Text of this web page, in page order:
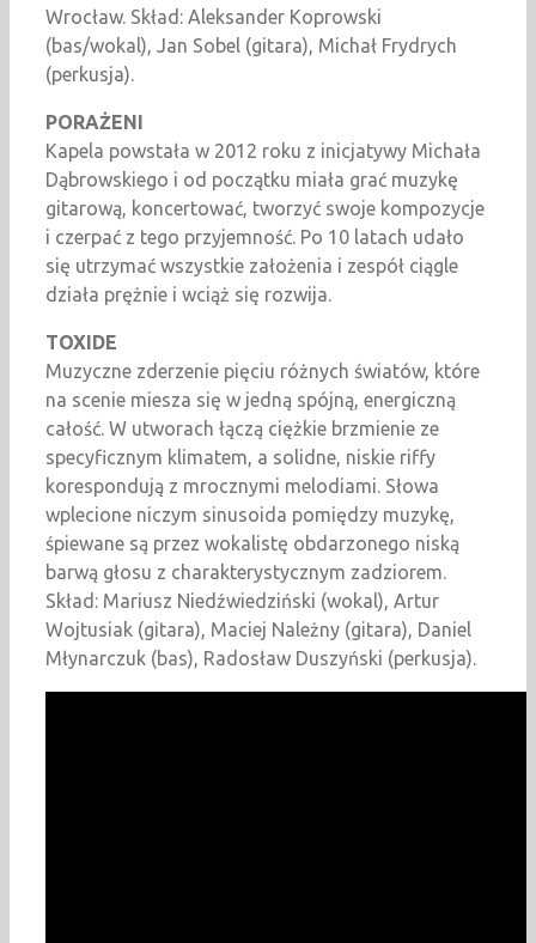
Wrocław. Skład: Aleksander Koprowski
(bas/wokal), Jan Sobel (gitara), Michał Frydrych
(perkusja).
PORAŻENI
Kapela powstała w 2012 roku z inicjatywy Michała
Dąbrowskiego i od początku miała grać muzykę
gitarową, koncertować, tworzyć swoje kompozycje
i czerpać z tego przyjemność. Po 10 latach udało
się utrzymać wszystkie założenia i zespół ciągle
działa prężnie i wciąż się rozwija.
TOXIDE
Muzyczne zderzenie pięciu różnych światów, które
na scenie miesza się w jedną spójną, energiczną
całość. W utworach łączą ciężkie brzmienie ze
specyficznym klimatem, a solidne, niskie riffy
korespondują z mrocznymi melodiami. Słowa
wplecione niczym sinusoida pomiędzy muzykę,
śpiewane są przez wokalistę obdarzonego niską
barwą głosu z charakterystycznym zadziorem.
Skład: Mariusz Niedźwiedziński (wokal), Artur
Wojtusiak (gitara), Maciej Należny (gitara), Daniel
Młynarczuk (bas), Radosław Duszyński (perkusja).